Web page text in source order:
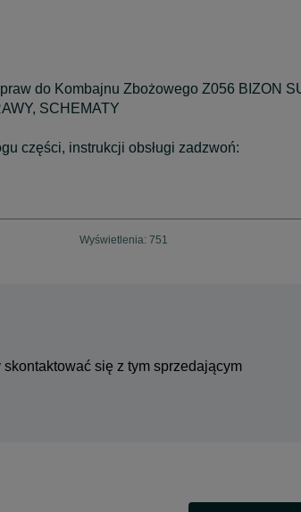
do Kombajnu Zbożowego Z056 BIZON
SCHEMATY
części, instrukcji obsługi zadzwoń:
Wyświetlenia: 751
się z tym sprzedającym